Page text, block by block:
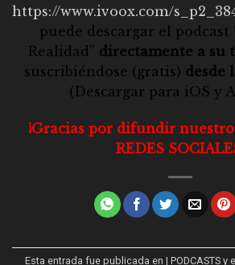
https://www.ivoox.com/
puede descargar el podcast
Realidad” directamente a su
suscribiéndose (gratis) desde
(Descargar para iOS y
¡Gracias por difundir
REDES
Esta entrada fue publicada en | PODCASTS y